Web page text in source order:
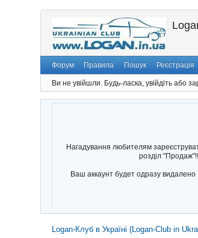
Форум Правила Пошук Реєстрація
Ви не увійшли. Будь-ласка, увійдіть або
Нагадування любителям
розділ
Ваш аккаунт будет одразу
Logan-Клуб в Україні (Logan-Club in